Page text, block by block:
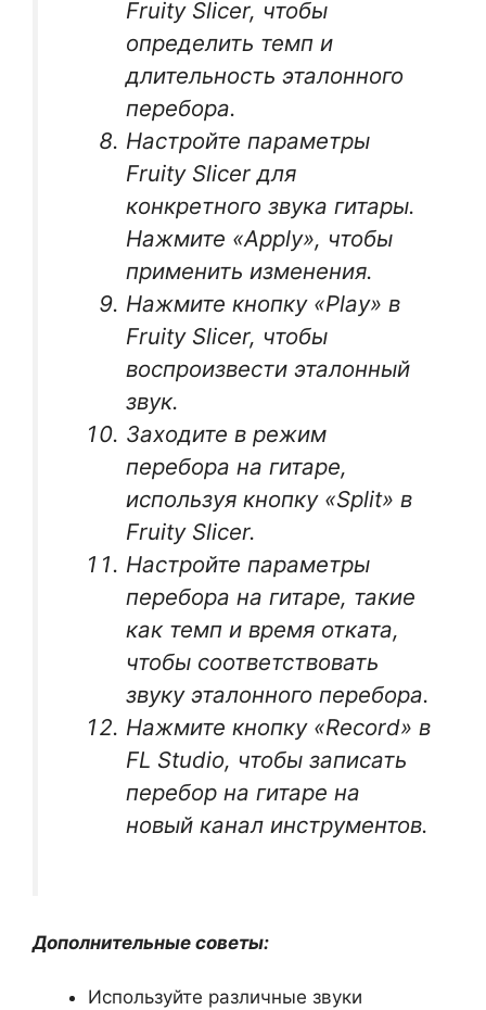
Fruity Slicer, чтобы
определить темп и
длительность эталонного
перебора.
Настройте параметры
Fruity Slicer для
конкретного звука гитары.
Нажмите «Apply», чтобы
применить изменения.
Нажмите кнопку «Play» в
Fruity Slicer, чтобы
воспроизвести эталонный
звук.
Заходите в режим
перебора на гитаре,
используя кнопку «Split» в
Fruity Slicer.
Настройте параметры
перебора на гитаре, такие
как темп и время отката,
чтобы соответствовать
звуку эталонного перебора.
Нажмите кнопку «Record» в
FL Studio, чтобы записать
перебор на гитаре на
новый канал инструментов.
Дополнительные советы:
Используйте различные звуки